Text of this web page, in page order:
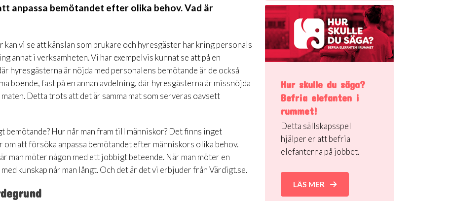
anpassa bemötandet efter olika behov. Vad är
vi se att känslan som brukare och hyresgäster har kring personals
annat i verksamheten. Vi har exempelvis kunnat se att på en
hyresgästerna är nöjda med personalens bemötande är de också
boende, fast på en annan avdelning, där hyresgästerna är missnöjda
Detta trots att det är samma mat som serveras oavsett
bemötande? Hur når man fram till människor? Det finns inget
att försöka anpassa bemötandet efter människors olika behov.
man möter någon med ett jobbigt beteende. När man möter en
kunskap når man långt. Och det är det vi erbjuder från Värdigt.se.
Hur skulle du säga?
Befria elefanten i
rummet!
Detta sällskapsspel
hjälper er att befria
elefanterna på jobbet.
LÄS MER